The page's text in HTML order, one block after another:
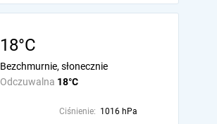
18°C
Odczuwalna 18°C
Bezchmurnie, słonecznie
Ciśnienie: 1016 hPa